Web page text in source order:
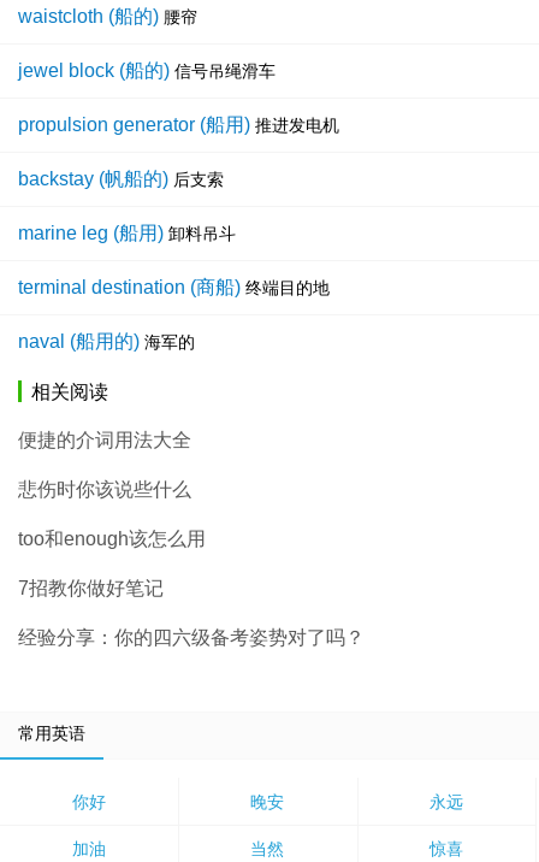
waistcloth (船的) 腰帘
jewel block (船的) 信号吊绳滑车
propulsion generator (船用) 推进发电机
backstay (帆船的) 后支索
marine leg (船用) 卸料吊斗
terminal destination (商船) 终端目的地
naval (船用的) 海军的
相关阅读
便捷的介词用法大全
悲伤时你该说些什么
too和enough该怎么用
7招教你做好笔记
经验分享：你的四六级备考姿势对了吗？
常用英语
你好 晚安 永远
加油 当然 惊喜